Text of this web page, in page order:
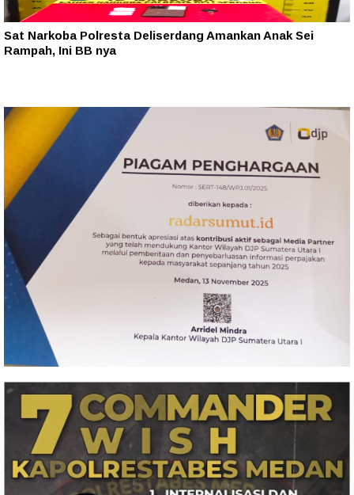
Sat Narkoba Polresta Deliserdang Amankan Anak Sei
Rampah, Ini BB nya